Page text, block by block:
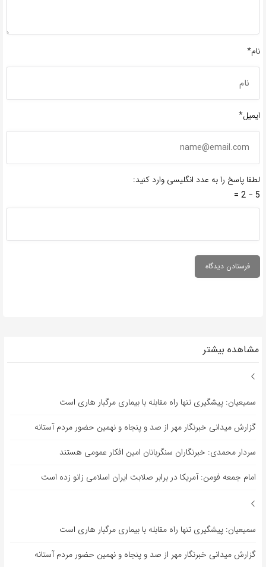
نام*
ایمیل*
لطفا پاسخ را به عدد انگلیسی وارد کنید:
5 − 2 =
مشاهده بیشتر
سمیعیان: پیشگیری تنها راه مقابله با بیماری مرگبار هاری است
گزارش میدانی خبرنگار مهر از صد و پنجاه و نهمین حضور مردم آستانه
سردار محمدی: خبرنگاران سنگربانان امین افکار عمومی هستند
امام جمعه فومن: آمریکا در برابر صلابت ایران اسلامی زانو زده است
سمیعیان: پیشگیری تنها راه مقابله با بیماری مرگبار هاری است
گزارش میدانی خبرنگار مهر از صد و پنجاه و نهمین حضور مردم آستانه